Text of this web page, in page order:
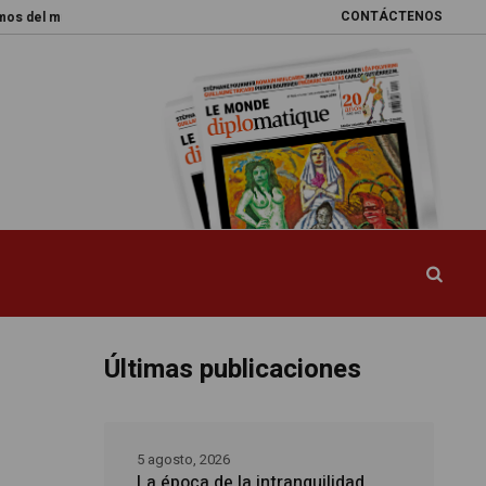
CONTÁCTENOS
Promesas rotas La esquiva reforma del
Últimas publicaciones
5 agosto, 2026